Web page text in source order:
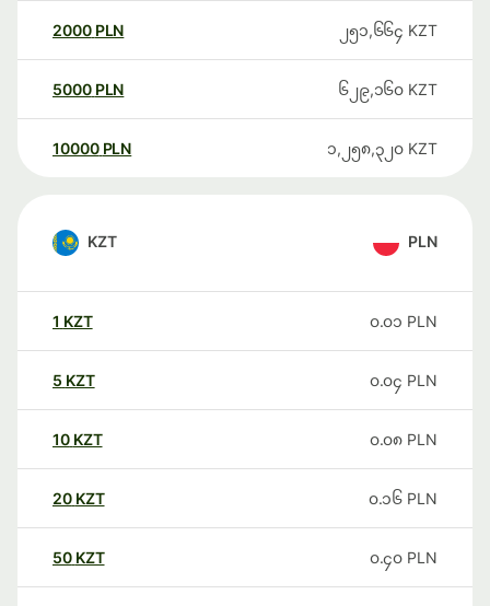
2000 PLN ၂၅၁,၆၆၄ KZT
5000 PLN ၆၂၉,၁၆၀ KZT
10000 PLN ၁,၂၅၈,၃၂၀ KZT
KZT PLN
1 KZT ၀.၀၁ PLN
5 KZT ၀.၀၄ PLN
10 KZT ၀.၀၈ PLN
20 KZT ၀.၁၆ PLN
50 KZT ၀.၄၀ PLN